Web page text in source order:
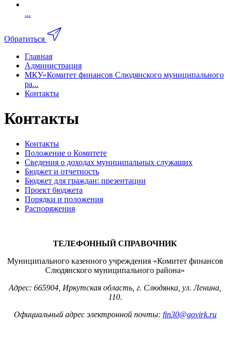
...
Обратиться
Главная
Администрация
МКУ«Комитет финансов Слюдянского муниципального
ра...
Контакты
Контакты
Контакты
Положение о Комитете
Сведения о доходах муниципальных служащих
Бюджет и отчетность
Бюджет для граждан: презентации
Проект бюджета
Порядки и положения
Распоряжения
ТЕЛЕФОННЫЙ СПРАВОЧНИК
Муниципального казенного учреждения «Комитет финансов
Слюдянского муниципального района»
Адрес: 665904, Иркутская область, г. Слюдянка, ул. Ленина,
110.
Официальный адрес электронной почты: fin30@govirk.ru